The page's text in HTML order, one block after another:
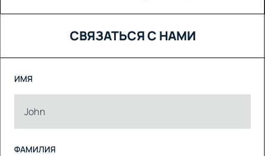
СВЯЗАТЬСЯ С НАМИ
ИМЯ
ФАМИЛИЯ